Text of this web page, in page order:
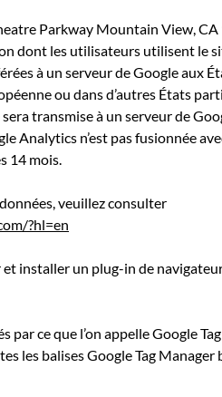
Parkway Mountain View,
dont les utilisateurs utilisent le
à un serveur de Google aux
ou dans d’autres États
transmise à un serveur de
Analytics n’est pas fusionnée
14 mois.
veuillez consulter
?hl=en
installer un plug-in de
ce que l’on appelle Google
balises Google Tag Manager